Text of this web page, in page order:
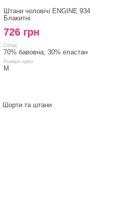
Штани чоловічі ENGINE 934
Блакитні
726 грн
Склад
70% бавовна, 30% еластан
Розміри одягу
M
Шорти та штани